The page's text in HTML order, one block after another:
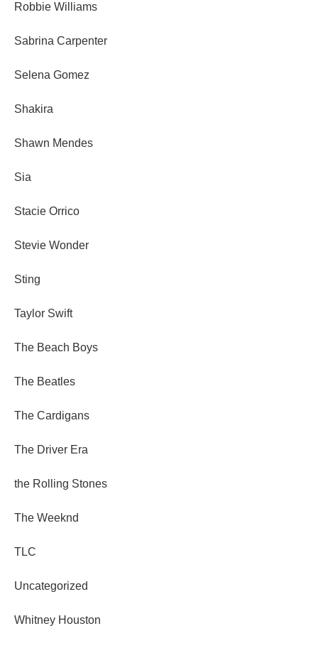
Robbie Williams
Sabrina Carpenter
Selena Gomez
Shakira
Shawn Mendes
Sia
Stacie Orrico
Stevie Wonder
Sting
Taylor Swift
The Beach Boys
The Beatles
The Cardigans
The Driver Era
the Rolling Stones
The Weeknd
TLC
Uncategorized
Whitney Houston